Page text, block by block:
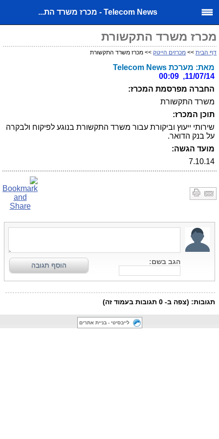
Telecom News - מכרז משרד הת...
מכרז משרד התקשורת
דף הבית >> מכרזים הייטק >> מכרז משרד התקשורת
מאת: מערכת Telecom News
11/07/14, 00:09
החברה מפרסמת המכרז:
משרד התקשורת
תוכן המכרז:
שירותי ייעוץ וביקורת עבור משרד התקשורת בנוגע לפיקוח ולבקרה
על בנק הדואר.
מועד הגשה:
7.10.14
לייבסיטי - בניית אתרים